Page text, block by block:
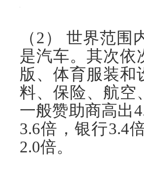
（2） 世界范
是汽车。其次依
版、体育服装和
料、保险、航空
一般赞助商高出
3.6倍，银行3.4
2.0倍。